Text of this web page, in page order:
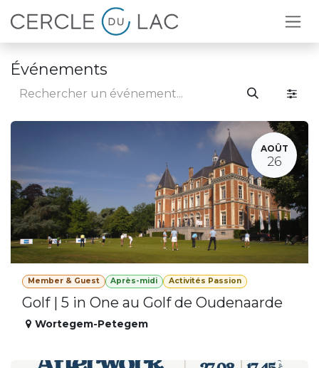
Se rendre au contenu
Événements
AOÛT
26
Member & Guest Après-midi Activités Passion
Golf | 5 in One au Golf de Oudenaarde
Wortegem-Petegem